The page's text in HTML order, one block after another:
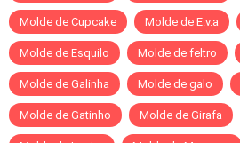
Molde de Cupcake Molde de E.v.a
Molde de Esquilo Molde de feltro
Molde de Galinha Molde de galo
Molde de Gatinho Molde de Girafa